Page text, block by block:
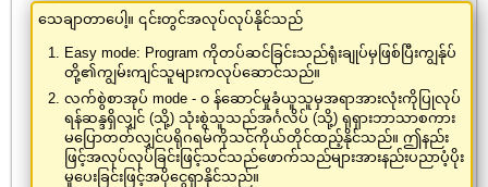
သေချာတာပေါ့။ ၎င်းတွင်အလုပ်လုပ်နိုင်သည်
Easy mode: Program ကိုတပ်ဆင်ခြင်းသည်ရုံးချုပ်မှဖြစ်ပြီးကျွန်ုပ်
တို့၏ကျွမ်းကျင်သူများကလုပ်ဆောင်သည်။
လက်စွဲစာအုပ် mode - ၀ န်ဆောင်မှုခံယူသူမှအရာအားလုံးကိုပြုလုပ်
ရန်ဆန္ဒရှိလျှင် (သို့) သုံးစွဲသူသည်အင်္ဂလိပ် (သို့) ရုရှားဘာသာစကား
မပြောတတ်လျှင်ပရိုဂရမ်ကိုသင်ကိုယ်တိုင်ထည့်နိုင်သည်။ ဤနည်း
ဖြင့်အလုပ်လုပ်ခြင်းဖြင့်သင်သည်ဖောက်သည်များအားနည်းပညာပံ့ပိုး
မှုပေးခြင်းဖြင့်အပိုငွေရှာနိုင်သည်။